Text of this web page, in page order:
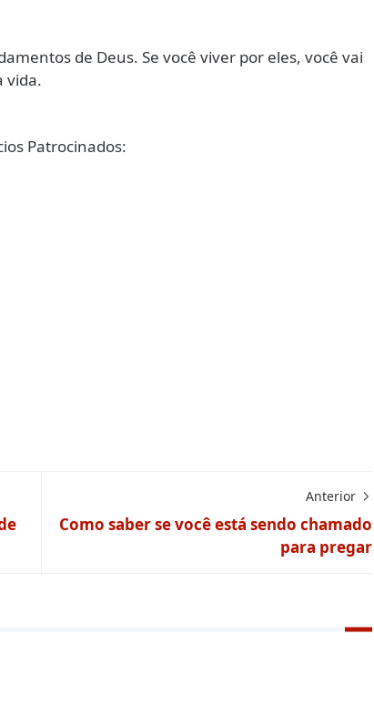
de Deus. Se você viver por eles, você vai
vida.
Patrocinados:
Anterior
Como saber se você está sendo chamado
para pregar